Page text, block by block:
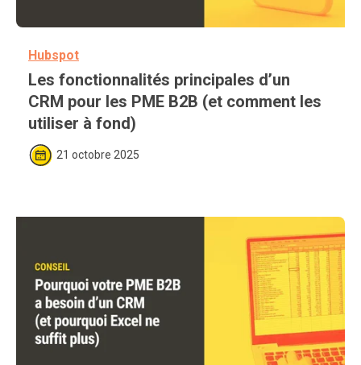
Hubspot
Les fonctionnalités principales d’un
CRM pour les PME B2B (et comment les
utiliser à fond)
21 octobre 2025